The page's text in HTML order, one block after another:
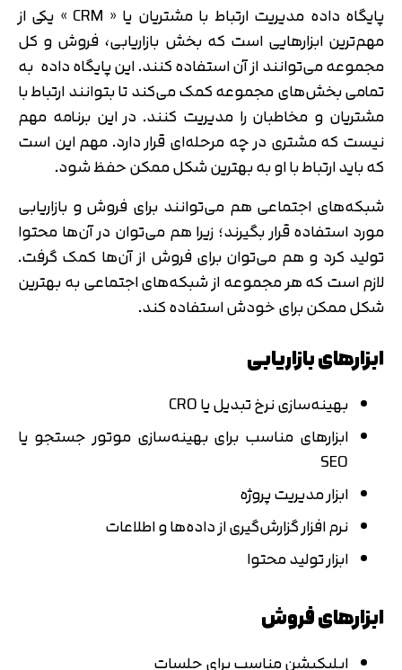
پایگاه داده مدیریت ارتباط با مشتریان یا « CRM » یکی از
مهم‌ترین ابزارهایی است که بخش بازاریابی، فروش و کل
مجموعه می‌توانند از آن استفاده کنند. این پایگاه داده به
تمامی بخش‌های مجموعه کمک می‌کند تا بتوانند ارتباط با
مشتریان و مخاطبان را مدیریت کنند. در این برنامه مهم
نیست که مشتری در چه مرحله‌ای قرار دارد. مهم این است
که باید ارتباط با او به بهترین شکل ممکن حفظ شود.
شبکه‌های اجتماعی هم می‌توانند برای فروش و بازاریابی
مورد استفاده قرار بگیرند؛ زیرا هم می‌توان در آن‌ها محتوا
تولید کرد و هم می‌توان برای فروش از آن‌ها کمک گرفت.
لازم است که هر مجموعه از شبکه‌های اجتماعی به بهترین
شکل ممکن برای خودش استفاده کند.
ابزارهای بازاریابی
بهینه‌سازی نرخ تبدیل یا CRO
ابزارهای مناسب برای بهینه‌سازی موتور جستجو یا
SEO
ابزار مدیریت پروژه
نرم افزار گزارش‌گیری از داده‌ها و اطلاعات
ابزار تولید محتوا
ابزارهای فروش
اپلیکیشن مناسب برای جلسات